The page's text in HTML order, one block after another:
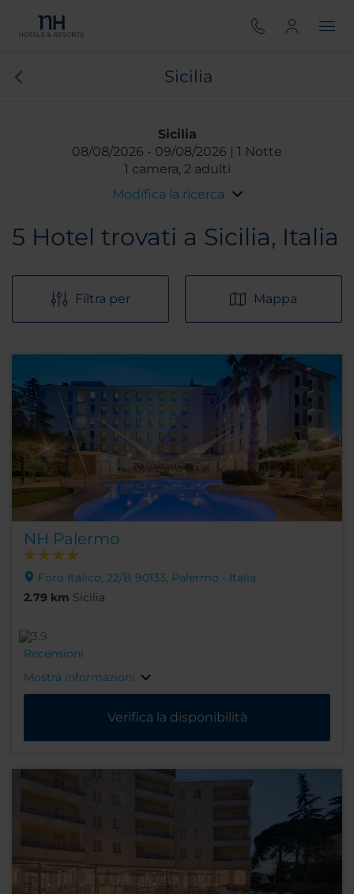
Sicilia
Sicilia
08/08/2026
09/08/2026
1 Notte
1 camera, 2 adulti
Modifica la ricerca
5 Hotel trovati a Sicilia, Italia
Filtra per Mappa
NH Palermo
Foro Italico, 22/B 90133, Palermo - Italia
2.79 km Sicilia
Recensioni
Mostra informazioni
Verifica la disponibilità